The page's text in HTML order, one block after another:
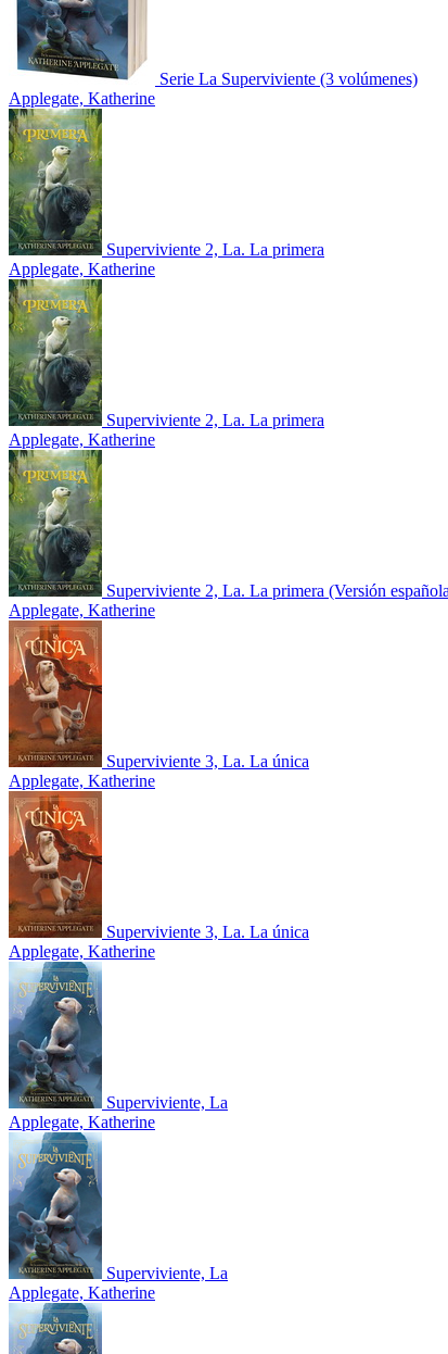
Serie La Superviviente (3 volúmenes)
Applegate, Katherine
Superviviente 2, La. La primera
Applegate, Katherine
Superviviente 2, La. La primera
Applegate, Katherine
Superviviente 2, La. La primera (Versión
Applegate, Katherine
Superviviente 3, La. La única
Applegate, Katherine
Superviviente 3, La. La única
Applegate, Katherine
Superviviente, La
Applegate, Katherine
Superviviente, La
Applegate, Katherine